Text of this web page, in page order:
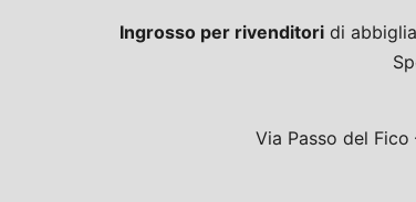
Ingrosso per rivenditori di
Via Passo del Fico